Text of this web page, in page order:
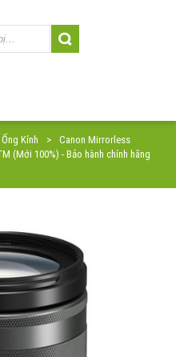
Ống Kính
Canon Mirrorless
(Mới 100%) - Bảo hành chính hãng